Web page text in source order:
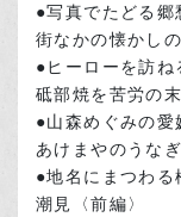
●写真でたどる郷
街なかの懐かし
●ヒーローを訪ね
砥部焼を苦労の
●山森めぐみの愛
あけまやのうな
●地名にまつわる
潮見〈前編〉